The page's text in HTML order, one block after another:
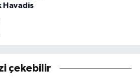
Havadis
çekebilir